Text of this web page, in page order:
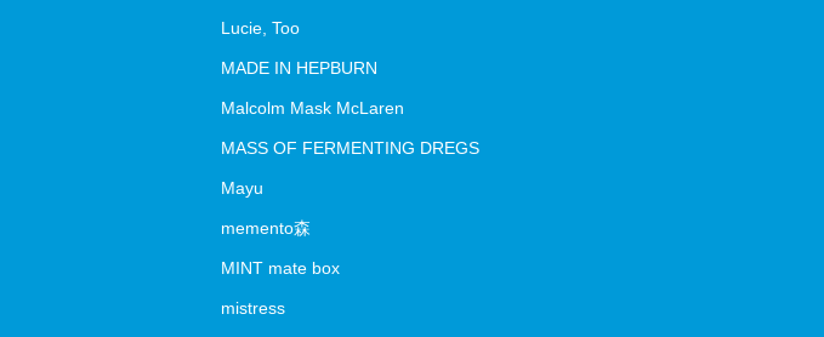
Lucie, Too
MADE IN HEPBURN
Malcolm Mask McLaren
MASS OF FERMENTING DREGS
Mayu
memento森
MINT mate box
mistress